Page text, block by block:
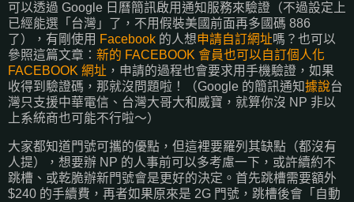
可以透過 Google 日曆簡訊啟用通知服務來驗證（不過設定上
已經能選「台灣」了，不用假裝美國前面再多國碼 886
了），有剛使用 Facebook 的人想申請自訂網址嗎？也可以
參照這篇文章： 新的 FACEBOOK 會員也可以自訂個人化
FACEBOOK 網址 ，申請的過程也會要求用手機驗證，如果
收得到驗證碼，那就沒問題啦！（Google 的簡訊通知據說台
灣只支援中華電信、台灣大哥大和威寶，就算你沒 NP 非以
上系統商也可能不行啦～）
大家都知道門號可攜的優點，但這裡要羅列其缺點（都沒有
人提），想要辦 NP 的人事前可以多考慮一下，或許續約不
跳槽、或乾脆辦新門號會是更好的決定。首先跳槽需要額外
$240 的手續費，再者如果原來是 2G 門號，跳槽後會「自動